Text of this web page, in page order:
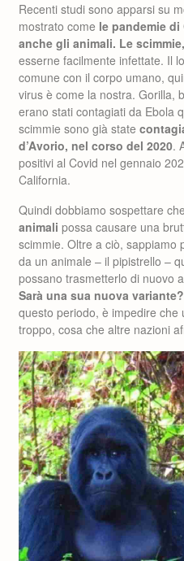
Recenti studi sono apparsi su
mostrato come le pandemie
anche gli animali. Le
esserne facilmente infettate. Il
comune con il corpo umano,
virus è come la nostra. Gorilla,
erano stati contagiati da Ebola
scimmie sono già state
d’Avorio, nel corso del 2020.
positivi al Covid nel gennaio
California.
Quindi dobbiamo sospettare che
animali possa causare una
scimmie. Oltre a ciò, sappiamo
da un animale – il pipistrello –
possano trasmetterlo di nuovo
Sarà una sua nuova variante?
questo periodo, è impedire che
troppo, cosa che altre nazioni